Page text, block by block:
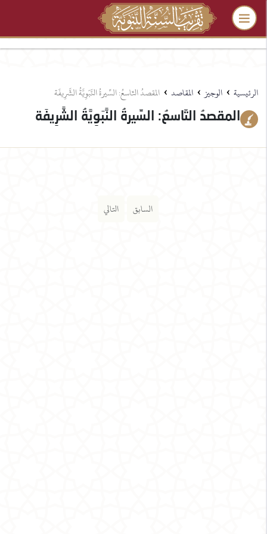
الرئيسية › الوجيز › المقاصد › المقصدُ التّاسعُ: السِّيرةُ النَّبَوِيَّةُ الشَّرِيفَة
المقصدُ التّاسعُ: السِّيرةُ النَّبَوِيَّةُ الشَّرِيفَة
السابق التالي